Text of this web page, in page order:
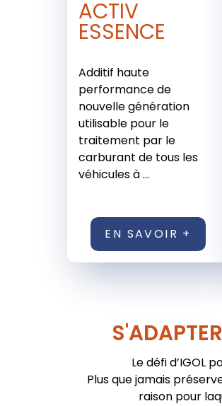
ACTIV
ESSENCE
Additif haute
performance de
nouvelle génération
utilisable pour le
traitement par le
carburant de tous les
véhicules à ...
EN SAVOIR +
Le défi d’IGOL
Plus que jamais
raison pour